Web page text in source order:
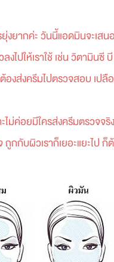
ากค่ะ วันนี้แอดมินจะเสน
ปให้เราใช้ เช่น วิตามินซี
ส่งครีมไปตรวจสอบ เปลือ
ค่อยมีใครส่งครีมตรวจจริ
กกับผิวเราก็เยอะแยะไป